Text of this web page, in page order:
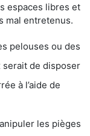
espaces libres et
mal entretenus.
pelouses ou des
serait de disposer
à l’aide de
les pièges